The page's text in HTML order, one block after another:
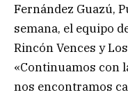
Fernández Guazú,
semana, el equipo
Rincón Vences y
«Continuamos con
nos encontramos